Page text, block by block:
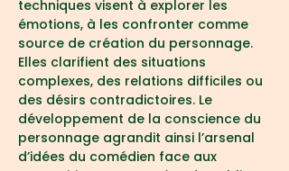
techniques visent à explorer les
émotions, à les confronter comme
source de création du personnage.
Elles clarifient des situations
complexes, des relations difficiles ou
des désirs contradictoires. Le
développement de la conscience du
personnage agrandit ainsi l’arsenal
d’idées du comédien face aux